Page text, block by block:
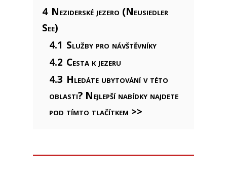
4 Neziderské jezero (Neusiedler
See)
4.1 Služby pro návštěvníky
4.2 Cesta k jezeru
4.3 Hledáte ubytování v této
oblasti? Nejlepší nabídky najdete
pod tímto tlačítkem >>